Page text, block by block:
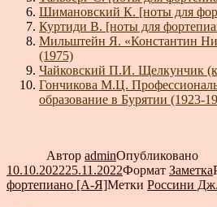
Шимановский К. [ноты для
Куртиди В. [ноты для
Мильштейн Я. «Константин
(1975)
Чайковский П.И. Щелкунчик
Гончикова М.Ц.
образование в Бурятии (1923-
Автор adminОпубликовано
10.10.202225.11.2022Формат Заметка
фортепиано [А-Я]Метки Россини Дж.